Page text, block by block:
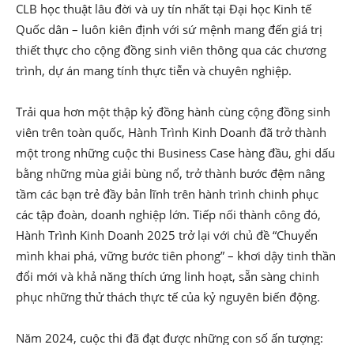
CLB học thuật lâu đời và uy tín nhất tại Đại học Kinh tế
Quốc dân – luôn kiên định với sứ mệnh mang đến giá trị
thiết thực cho cộng đồng sinh viên thông qua các chương
trình, dự án mang tính thực tiễn và chuyên nghiệp.
Trải qua hơn một thập kỷ đồng hành cùng cộng đồng sinh
viên trên toàn quốc, Hành Trình Kinh Doanh đã trở thành
một trong những cuộc thi Business Case hàng đầu, ghi dấu
bằng những mùa giải bùng nổ, trở thành bước đệm nâng
tầm các bạn trẻ đầy bản lĩnh trên hành trình chinh phục
các tập đoàn, doanh nghiệp lớn. Tiếp nối thành công đó,
Hành Trình Kinh Doanh 2025 trở lại với chủ đề “Chuyển
mình khai phá, vững bước tiên phong” – khơi dậy tinh thần
đổi mới và khả năng thích ứng linh hoạt, sẵn sàng chinh
phục những thử thách thực tế của kỷ nguyên biến động.
Năm 2024, cuộc thi đã đạt được những con số ấn tượng: